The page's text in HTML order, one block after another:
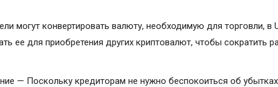
могут конвертировать валюту, необходимую для торговли, в
ее для приобретения других криптовалют, чтобы сократить
— Поскольку кредиторам не нужно беспокоиться об